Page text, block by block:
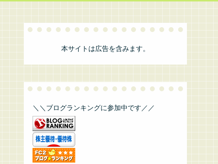
本サイトは広告を含みます。
＼＼ブログランキングに参加中です／／